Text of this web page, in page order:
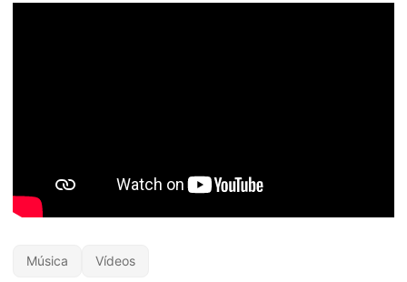
Música Vídeos